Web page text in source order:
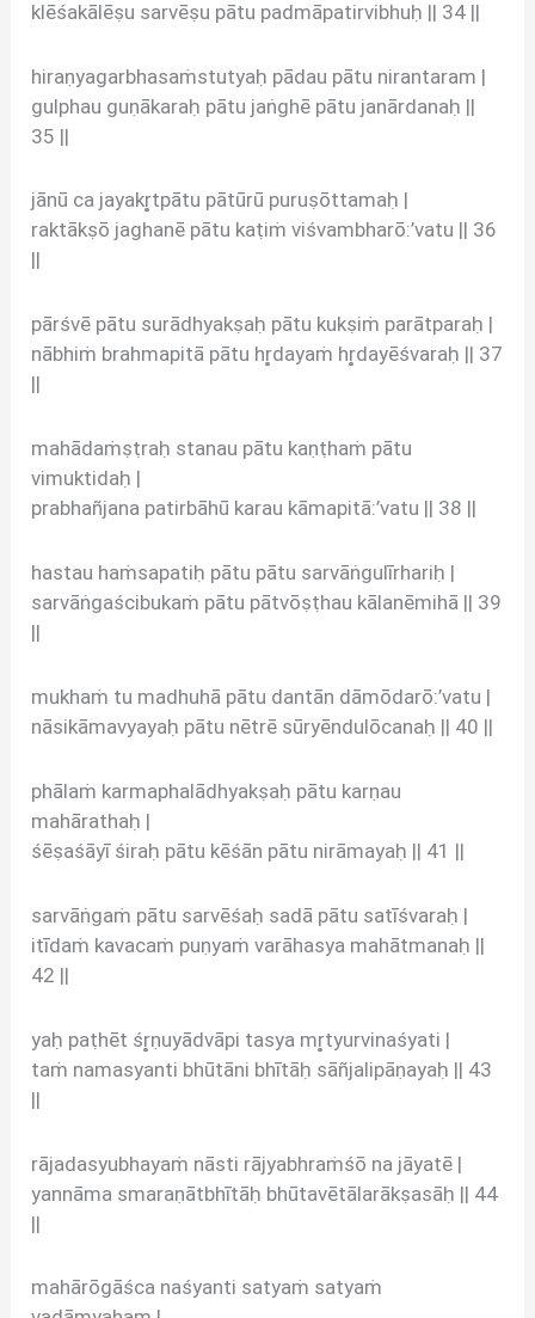
klēśakālēṣu sarvēṣu pātu padmāpatirvibhuḥ || 34 ||
hiraṇyagarbhasaṁstutyaḥ pādau pātu nirantaram |
gulphau guṇākaraḥ pātu jaṅghē pātu janārdanaḥ ||
35 ||
jānū ca jayakr̥tpātu pātūrū puruṣōttamaḥ |
raktākṣō jaghanē pātu kaṭiṁ viśvambharō:’vatu || 36
||
pārśvē pātu surādhyakṣaḥ pātu kukṣiṁ parātparaḥ |
nābhiṁ brahmapitā pātu hr̥dayaṁ hr̥dayēśvaraḥ || 37
||
mahādaṁṣṭraḥ stanau pātu kaṇṭhaṁ pātu
vimuktidaḥ |
prabhañjana patirbāhū karau kāmapitā:’vatu || 38 ||
hastau haṁsapatiḥ pātu pātu sarvāṅgulīrhariḥ |
sarvāṅgaścibukaṁ pātu pātvōṣṭhau kālanēmihā || 39
||
mukhaṁ tu madhuhā pātu dantān dāmōdarō:’vatu |
nāsikāmavyayaḥ pātu nētrē sūryēndulōcanaḥ || 40 ||
phālaṁ karmaphalādhyakṣaḥ pātu karṇau
mahārathaḥ |
śēṣaśāyī śiraḥ pātu kēśān pātu nirāmayaḥ || 41 ||
sarvāṅgaṁ pātu sarvēśaḥ sadā pātu satīśvaraḥ |
itīdaṁ kavacaṁ puṇyaṁ varāhasya mahātmanaḥ ||
42 ||
yaḥ paṭhēt śr̥ṇuyādvāpi tasya mr̥tyurvinaśyati |
taṁ namasyanti bhūtāni bhītāḥ sāñjalipāṇayaḥ || 43
||
rājadasyubhayaṁ nāsti rājyabhraṁśō na jāyatē |
yannāma smaraṇātbhītāḥ bhūtavētālarākṣasāḥ || 44
||
mahārōgāśca naśyanti satyaṁ satyaṁ